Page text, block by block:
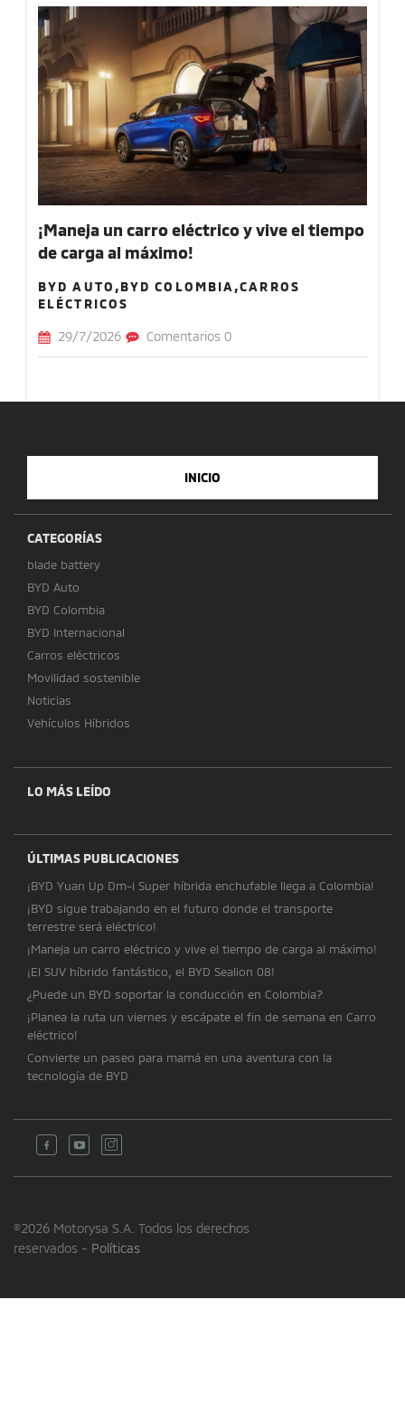
¡Maneja un carro eléctrico y vive el tiempo
de carga al máximo!
BYD AUTO,BYD COLOMBIA,CARROS
ELÉCTRICOS
29/7/2026 Comentarios 0
INICIO
CATEGORÍAS
blade battery
BYD Auto
BYD Colombia
BYD Internacional
Carros eléctricos
Movilidad sostenible
Noticias
Vehículos Híbridos
LO MÁS LEÍDO
ÚLTIMAS PUBLICACIONES
¡BYD Yuan Up Dm-i Super híbrida enchufable llega a Colombia!
¡BYD sigue trabajando en el futuro donde el transporte
terrestre será eléctrico!
¡Maneja un carro eléctrico y vive el tiempo de carga al máximo!
¡El SUV híbrido fantástico, el BYD Sealion 08!
¿Puede un BYD soportar la conducción en Colombia?
¡Planea la ruta un viernes y escápate el fin de semana en Carro
eléctrico!
Convierte un paseo para mamá en una aventura con la
tecnología de BYD
©2026 Motorysa S.A. Todos los derechos
reservados - Políticas